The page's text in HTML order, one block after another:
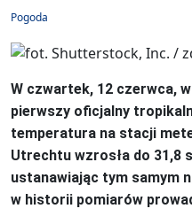
Pogoda
W czwartek, 12 czerwca,
pierwszy oficjalny
temperatura na stacji
Utrechtu wzrosła do 31,8
ustanawiając tym samym
w historii pomiarów